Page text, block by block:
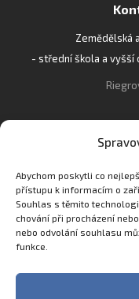
Abychom poskytli co
přístupu k informacím o
Souhlas s těmito
chování při procházení
nebo odvolání souhlasu
funkce.
Zemědělská
- střední škola a vyšší
493
Pověřenec
Innovation One s.r.o.
Filip Šikola +420